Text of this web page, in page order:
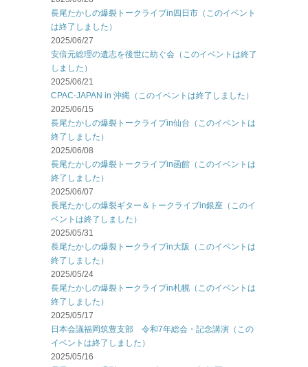
長尾たかしの爆裂トークライブin四日市（このイベント
は終了しました）
2025/06/27
安倍元総理の遺志を後世に紡ぐ会（このイベントは終了
しました）
2025/06/21
CPAC-JAPAN in 沖縄（このイベントは終了しました）
2025/06/15
長尾たかしの爆裂トークライブin仙台（このイベントは
終了しました）
2025/06/08
長尾たかしの爆裂トークライブin函館（このイベントは
終了しました）
2025/06/07
長尾たかしの爆裂ギター＆トークライブin銀座（このイ
ベントは終了しました）
2025/05/31
長尾たかしの爆裂トークライブin大阪（このイベントは
終了しました）
2025/05/24
長尾たかしの爆裂トークライブin札幌（このイベントは
終了しました）
2025/05/17
日本会議福岡筑豊支部 令和7年総会・記念講演（この
イベントは終了しました）
2025/05/16